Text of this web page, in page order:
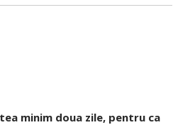
minim doua zile, pentru ca